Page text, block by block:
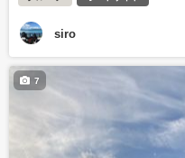
siro
7